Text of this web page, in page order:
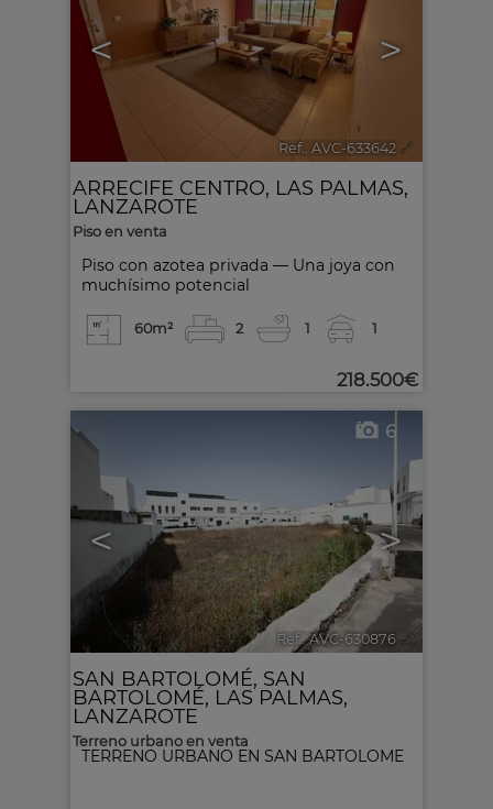
< >
Ref.. AVC-633642 🔗
Piso con azotea privada — Una joya con
muchísimo potencial
ARRECIFE CENTRO, LAS PALMAS,
LANZAROTE
Piso en venta
60m² 2 1 1
218.500€
< >
6
Ref.. AVC-630876 🔗
TERRENO URBANO EN SAN BARTOLOME
SAN BARTOLOMÉ, SAN
BARTOLOMÉ, LAS PALMAS,
LANZAROTE
Terreno urbano en venta